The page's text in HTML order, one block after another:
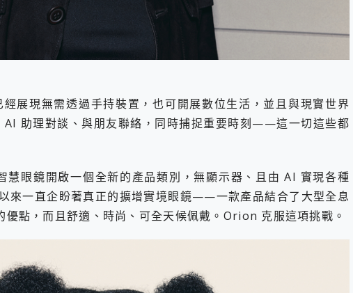
展現無需透過手持裝置，也可開展數位生活，並且與現實世界
AI 助理對談、與朋友聯絡，同時捕捉重要時刻——這一切這些都
眼鏡開啟一個全新的產品類別，無顯示器、且由 AI 實現各種
來一直企盼著真正的擴增實境眼鏡——一款產品結合了大型全息
優點，而且舒適、時尚、可全天候佩戴。Orion 克服這項挑戰。